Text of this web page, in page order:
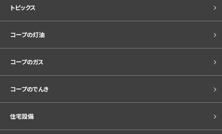
トピックス
コープの灯油
コープのガス
コープのでんき
住宅設備